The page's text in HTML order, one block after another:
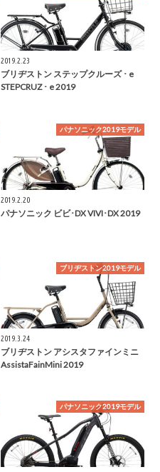
2019.2.23
ブリヂストン ステップクルーズ ･ e
STEPCRUZ ･ e 2019
パナソニック2019モデル
2019.2.20
パナソニック ビビ･DX VIVI･DX 2019
ブリヂストン2019モデル
2019.3.24
ブリヂストン アシスタファインミニ
AssistaFainMini 2019
パナソニック2019モデル